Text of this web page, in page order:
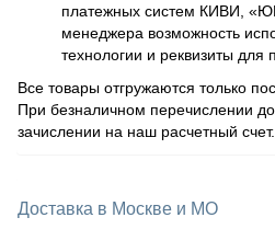
платежных систем КИВИ,
менеджера возможность
технологии и реквизиты для
Все товары отгружаются только
При безналичном перечислении
зачислении на наш расчетный счет.
Доставка в Москве и МО